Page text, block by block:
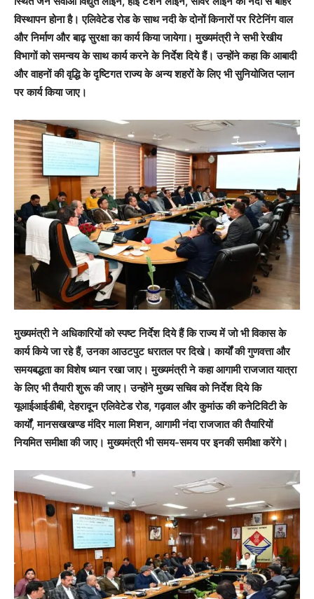
विस्थापन होना है। एलिवेटेड रोड के साथ नदी के दोनों किनारों पर रिटेनिंग वाल
और निर्माण और बाढ़ सुरक्षा का कार्य किया जायेगा। मुख्यमंत्री ने सभी रेखीय
विभागों को समन्वय के साथ कार्य करने के निर्देश दिये हैं। उन्होंने कहा कि आबादी
और वाहनों की वृद्धि के दृष्टिगत राज्य के अन्य शहरों के लिए भी सुनियोजित प्लान
पर कार्य किया जाए।
मुख्यमंत्री ने अधिकारियों को स्पष्ट निर्देश दिये हैं कि राज्य में जो भी विकास के
कार्य किये जा रहे हैं, उनका आउटपुट धरातल पर दिखे। कार्यों की गुणवत्ता और
समयबद्धता का विशेष ध्यान रखा जाए। मुख्यमंत्री ने कहा आगामी राजजात यात्रा
के लिए भी तैयारी शुरू की जाए। उन्होंने मुख्य सचिव को निर्देश दिये कि
यूआईआईडीबी, देहरादून एलिवेटेड रोड, गढ़वाल और कुमांऊ की कनेटिविटी के
कार्यों, मानसखखण्ड मंदिर माला मिशन, आगामी नंदा राजजात की तैयारियों
नियमित समीक्षा की जाए। मुख्यमंत्री भी समय-समय पर इनकी समीक्षा करेंगे।